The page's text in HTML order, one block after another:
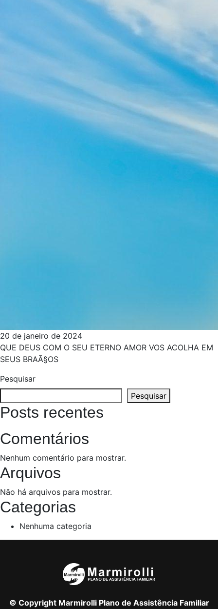
20 de janeiro de 2024
QUE DEUS COM O SEU ETERNO AMOR VOS ACOLHA EM
SEUS BRAÃ§OS
Pesquisar
Pesquisar
Posts recentes
Comentários
Nenhum comentário para mostrar.
Arquivos
Não há arquivos para mostrar.
Categorias
Nenhuma categoria
© Copyright Marmirolli Plano de Assistência Familiar